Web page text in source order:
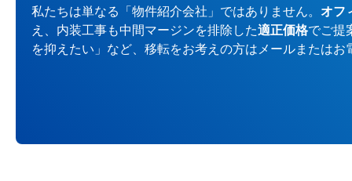
私たちは単なる「物件紹介会社」ではありません。 オフ
え、内装工事も中間マージンを排除した適正価格でご提
を抑えたい」など、移転をお考えの方はメールまたは